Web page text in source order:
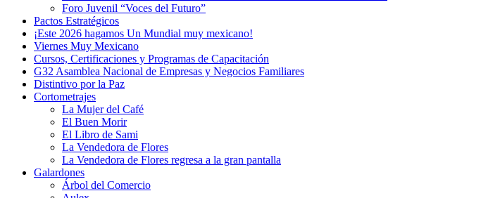
Foro Juvenil “Voces del Futuro”
Pactos Estratégicos
¡Este 2026 hagamos Un Mundial muy mexicano!
Viernes Muy Mexicano
Cursos, Certificaciones y Programas de Capacitación
G32 Asamblea Nacional de Empresas y Negocios Familiares
Distintivo por la Paz
Cortometrajes
La Mujer del Café
El Buen Morir
El Libro de Sami
La Vendedora de Flores
La Vendedora de Flores regresa a la gran pantalla
Galardones
Árbol del Comercio